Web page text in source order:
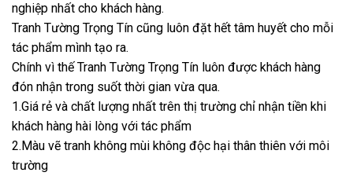
nghiệp nhất cho khách hàng.
Tranh Tường Trọng Tín cũng luôn đặt hết tâm huyết cho mỗi
tác phẩm mình tạo ra.
Chính vì thế Tranh Tường Trọng Tín luôn được khách hàng
đón nhận trong suốt thời gian vừa qua.
1.Giá rẻ và chất lượng nhất trên thị trường chỉ nhận tiền khi
khách hàng hài lòng với tác phẩm
2.Màu vẽ tranh không mùi không độc hại thân thiên với môi
trường